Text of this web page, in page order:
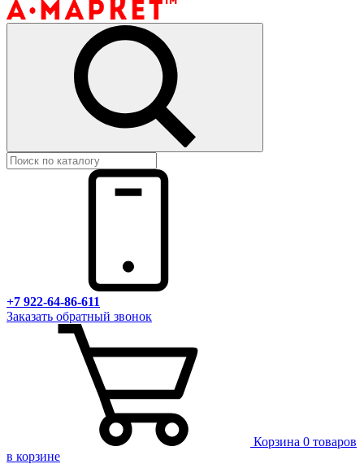
+7 922-64-86-611
Заказать обратный звонок
Корзина 0 товаров
в корзине